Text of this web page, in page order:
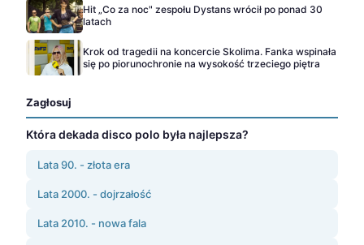
Hit „Co za noc" zespołu Dystans wrócił po ponad 30
latach
Krok od tragedii na koncercie Skolima. Fanka wspinała
się po piorunochronie na wysokość trzeciego piętra
Zagłosuj
Która dekada disco polo była najlepsza?
Lata 90. - złota era
Lata 2000. - dojrzałość
Lata 2010. - nowa fala